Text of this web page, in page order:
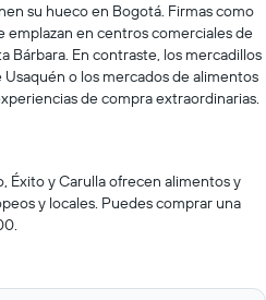
su hueco en Bogotá. Firmas como
emplazan en centros comerciales de
Bárbara. En contraste, los mercadillos
o los mercados de alimentos
de compra extraordinarias.
Éxito y Carulla ofrecen alimentos y
y locales. Puedes comprar una